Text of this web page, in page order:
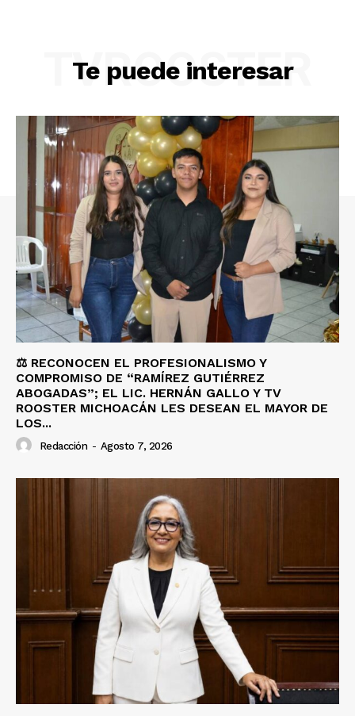
Te puede interesar
TVROOSTER
⚖️ RECONOCEN EL PROFESIONALISMO Y
COMPROMISO DE “RAMÍREZ GUTIÉRREZ
ABOGADAS”; EL LIC. HERNÁN GALLO Y TV
ROOSTER MICHOACÁN LES DESEAN EL MAYOR DE
LOS...
Redacción - Agosto 7, 2026